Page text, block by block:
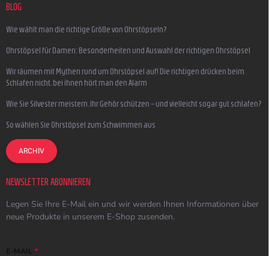
BLOG
Wie wählt man die richtige Größe von Ohrstöpseln?
Ohrstöpsel für Damen: Besonderheiten und Auswahl der richtigen Ohrstöpsel
Wir räumen mit Mythen rund um Ohrstöpsel auf! Die richtigen drücken beim
Schlafen nicht, bei ihnen hört man den Alarm
Wie Sie Silvester meistern, Ihr Gehör schützen – und vielleicht sogar gut schlafen?
So wählen Sie Ohrstöpsel zum Schwimmen aus
ARCHIV
NEWSLETTER ABONNIEREN
Legen Sie Ihre E-Mail ein und wir werden Ihnen Informationen über
neue Produkte in unserem E-Shop zusenden.
E-MAIL